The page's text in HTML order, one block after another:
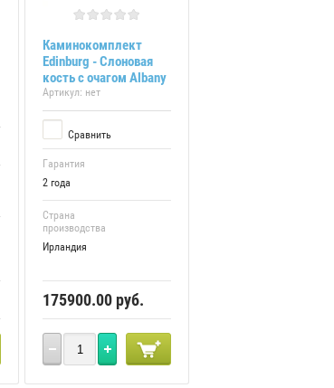
Каминокомплект
Edinburg - Слоновая
кость с очагом Albany
Артикул: нет
Сравнить
Гарантия
2 года
Страна
производства
Ирландия
175900.00 руб.